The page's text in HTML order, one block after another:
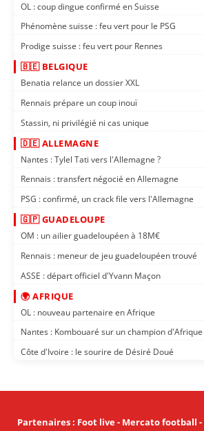
OL : coup dingue confirmé en Suisse
Phénomène suisse : feu vert pour le PSG
Prodige suisse : feu vert pour Rennes
🇧🇪 BELGIQUE
Benatia relance un dossier XXL
Rennais prépare un coup inouï
Stassin, ni privilégié ni cas unique
🇩🇪 ALLEMAGNE
Nantes : Tylel Tati vers l'Allemagne ?
Rennais : transfert négocié en Allemagne
PSG : confirmé, un crack file vers l'Allemagne
🇬🇵 GUADELOUPE
OM : un ailier guadeloupéen à 18M€
Rennais : meneur de jeu guadeloupéen trouvé
ASSE : départ officiel d'Yvann Maçon
🌍 AFRIQUE
OL : nouveau partenaire en Afrique
Nantes : Kombouaré sur un champion d'Afrique
Côte d'Ivoire : le sourire de Désiré Doué
Partenaires: Foot live- Mercato football -